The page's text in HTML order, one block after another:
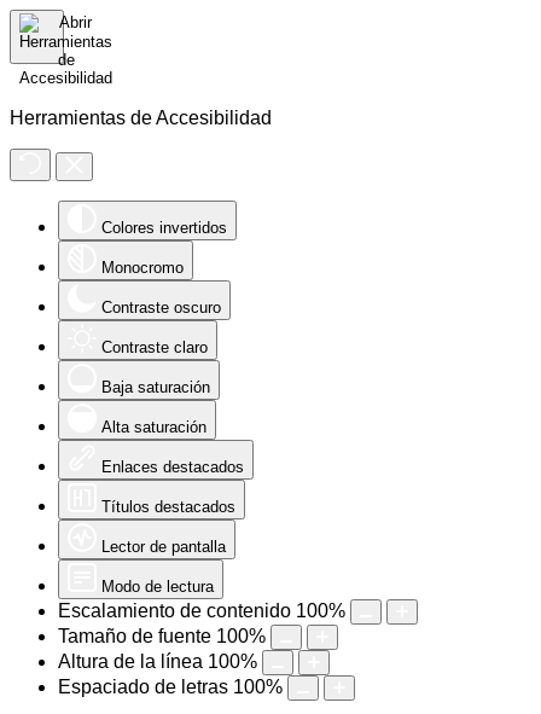
Herramientas de Accesibilidad
Colores invertidos
Monocromo
Contraste oscuro
Contraste claro
Baja saturación
Alta saturación
Enlaces destacados
Títulos destacados
Lector de pantalla
Modo de lectura
Escalamiento de contenido 100%
Tamaño de fuente 100%
Altura de la línea 100%
Espaciado de letras 100%